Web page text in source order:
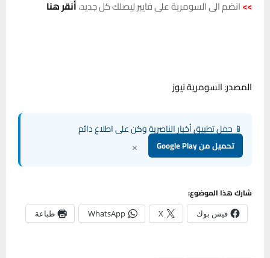
>>انضم الى السومرية على فايبر ليصلك كل جديد،أنقر هنا
المصدر: السومرية نيوز
📱 حمل تطبيق أخبار الناصرية وكن على اطلاع دائم
تحميل من Google Play ×
شارك هذا الموضوع:
فيس بوك X
WhatsApp طباعة